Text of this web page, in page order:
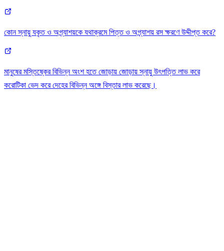
কোন স্নায়ু যকৃত ও অগ্ন্যাশয়কে যথাক্রমে পিত্ত ও অগ্ন্যাশয় রস ক্ষরণে উদ্দীপ্ত করে?
মানুষের মস্তিষ্কের বিভিন্ন অংশ হতে জোড়ায় জোড়ায় স্নায়ু উৎপত্তি লাভ করে
করোটিকা ভেদ করে দেহের বিভিন্ন অঙ্গে বিস্তার লাভ করেছে।